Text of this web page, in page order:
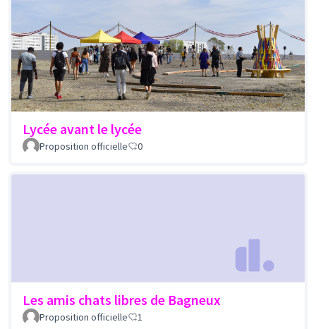
Lycée avant le lycée
Proposition officielle 0
Les amis chats libres de Bagneux
Proposition officielle 1